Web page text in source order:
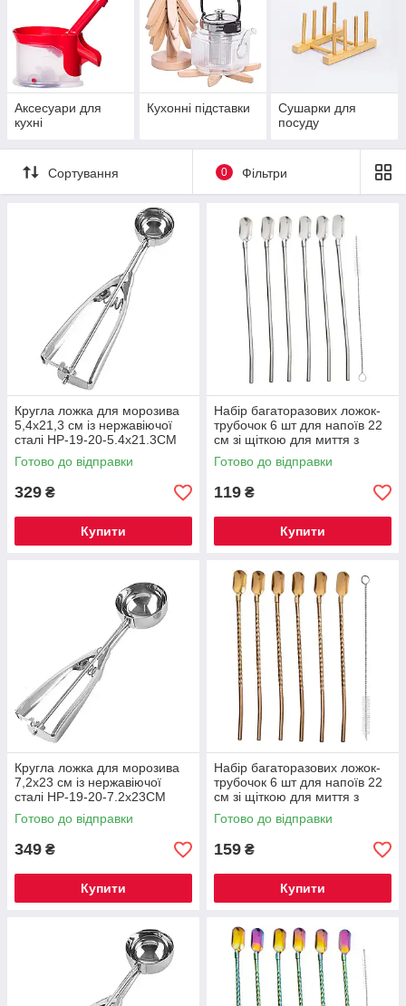
Аксесуари для
кухні
Кухонні підставки
Сушарки для
посуду
Сортування 0 Фільтри
Кругла ложка для морозива
5,4х21,3 см із нержавіючої
сталі HP-19-20-5.4x21.3CM
Готово до відправки
329 ₴
Купити
Набір багаторазових ложок-
трубочок 6 шт для напоїв 22
см зі щіткою для миття з
нержавіючої сталі Сірий HP-
20-19
Готово до відправки
119 ₴
Купити
Кругла ложка для морозива
7,2х23 см із нержавіючої
сталі HP-19-20-7.2x23CM
Готово до відправки
349 ₴
Купити
Набір багаторазових ложок-
трубочок 6 шт для напоїв 22
см зі щіткою для миття з
нержавіючої сталі Бронзовий
HP-20-20
Готово до відправки
159 ₴
Купити